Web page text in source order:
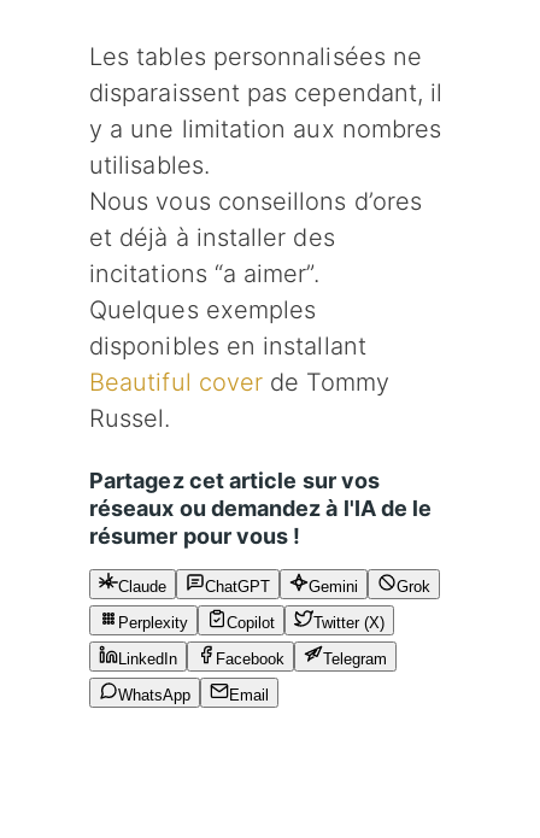
Les tables personnalisées ne
disparaissent pas cependant, il
y a une limitation aux nombres
utilisables.
Nous vous conseillons d’ores
et déjà à installer des
incitations “a aimer”.
Quelques exemples
disponibles en installant
Beautiful cover de Tommy
Russel.
Partagez cet article sur vos
réseaux ou demandez à l'IA de le
résumer pour vous !
Claude ChatGPT Gemini
Grok
Perplexity
Copilot
Twitter (X)
LinkedIn
Facebook
Telegram
WhatsApp
Email